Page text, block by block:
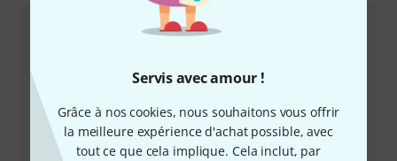
Servis avec amour !
Grâce à nos cookies, nous souhaitons vous offrir
la meilleure expérience d'achat possible, avec
tout ce que cela implique. Cela inclut, par